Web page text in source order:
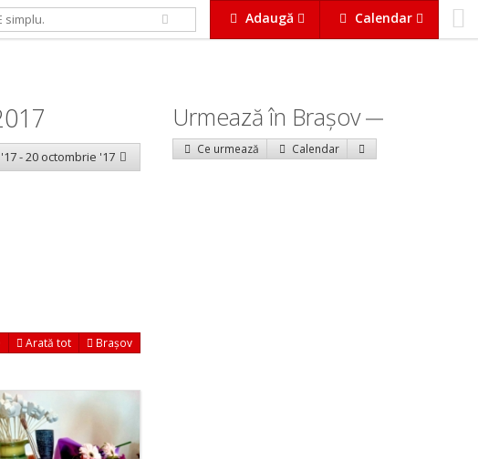
Adaugă Calendar
- 20 octombrie '17
Arată tot Brașov
Urmează în Braşov
Ce urmează Calendar